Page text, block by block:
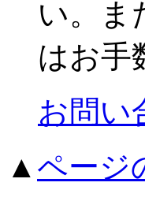
い。ま
はお手
お問い
▲ ページ